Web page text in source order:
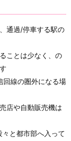
通過/停車する駅の
ことは少なく、の
回線の圏外になる場
店や自動販売機は
と都市部へ入って